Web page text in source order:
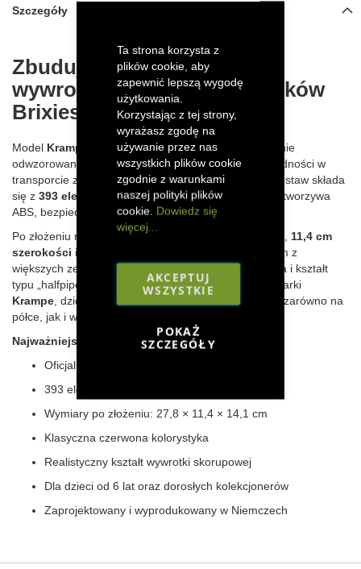
Ta strona korzysta z
plików cookie, aby
zapewnić lepszą wygodę
użytkowania.
Korzystając z tej strony,
wyrażasz zgodę na
używanie przez nas
wszystkich plików cookie
zgodnie z warunkami
naszej polityki plików
cookie. Dowiedz się
więcej...
AKCEPTUJ
WSZYSTKIE
POKAŻ
SZCZEGÓŁY
Szczegóły
Zbuduj Krampe Halfpipe –
wywrotka skorupowa z klocków
Brixies Plus
Model Krampe Halfpipeod Brixies Plus to realistycznie
odwzorowana przyczepa wywrotka, znana z niezawodności w
transporcie ziemi, żwiru czy materiałów rolniczych. Zestaw składa
się z 393 elementówwykonanych z wysokiej jakości tworzywa
ABS, bezpiecznego dla dzieci od 6 roku życia.
Po złożeniu model osiąga wymiary
11,4 cm
szerokości i
, co czyni go jednym z
większych zestawów w kolekcji. Czerwona kolorystyka i kształt
typu „halfpipe” są zgodne z oryginalnym projektem marki
Krampe , dzięki czemu model świetnie prezentuje się zarówno na
półce, jak i w zabawie.
Najważniejsze cechy:
Oficjalny model Krampe Halfpipe
393 elementy z trwałego plastiku ABS
Wymiary po złożeniu: 27,8 × 11,4 × 14,1 cm
Klasyczna czerwona kolorystyka
Realistyczny kształt wywrotki skorupowej
Dla dzieci od 6 lat oraz dorosłych kolekcjonerów
Zaprojektowany i wyprodukowany w Niemczech